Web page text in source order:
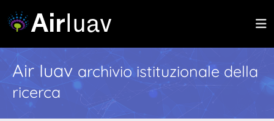
Air Iuav archivio istituzionale della
ricerca